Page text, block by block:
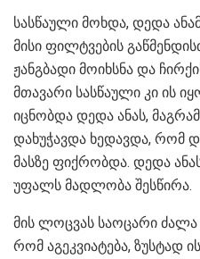
სასწაული მოხდა, დედა
მისი ფილტვების
ჟანგბადი მოიხსნა და
მთავარი სასწაული კი ის
იცნობდა დედა ანას,
დახუჭავდა ხედავდა, რომ
მასზე ფიქრობდა. დედა
უფალს მადლობა შესწირა.
მის ლოცვას საოცარი
რომ აგეკვიატება, ზუსტად